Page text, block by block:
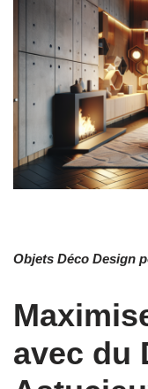
Objets Déco Design
avec du